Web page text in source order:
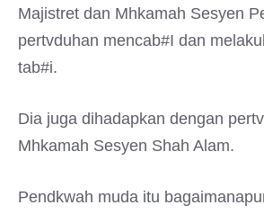
Majistret dan Mhkamah Sesyen
pertvduhan mencab#I dan
tab#i.
Dia juga dihadapkan dengan
Mhkamah Sesyen Shah Alam.
Pendkwah muda itu